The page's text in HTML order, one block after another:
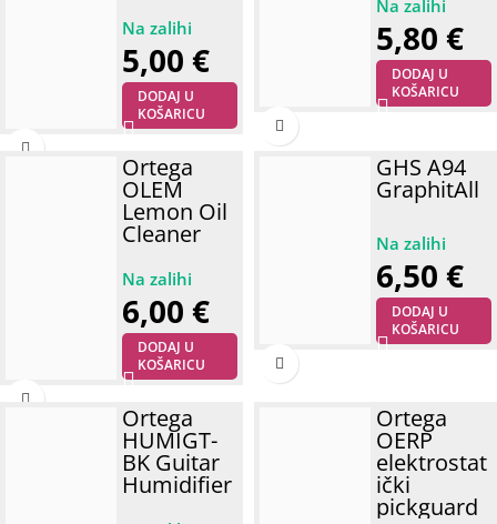
5,00 €
DODAJ U
KOŠARICU
5,80 €
DODAJ U
KOŠARICU
Ortega
OLEM
Lemon Oil
Cleaner
6,00 €
DODAJ U
KOŠARICU
GHS A94
GraphitAll
6,50 €
DODAJ U
KOŠARICU
Ortega
HUMIGT-
BK Guitar
Humidifier
Ortega
OERP
elektrostat
ički
pickguard